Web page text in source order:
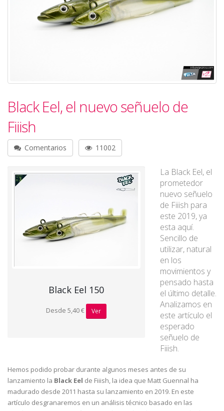
Black Eel, el nuevo señuelo de
Fiiish
Comentarios 11002
Black Eel 150
Desde 5,40 € Ver
La Black Eel, el
prometedor
nuevo señuelo
de Fiiish para
este 2019, ya
esta aquí.
Sencillo de
utilizar, natural
en los
movimientos y
pensado hasta
el último detalle.
Analizamos en
este artículo el
esperado
señuelo de
Fiiish.
Hemos podido probar durante algunos meses antes de su
lanzamiento la Black Eel de Fiiish, la idea que Matt Guennal ha
madurado desde 2011 hasta su lanzamiento en 2019. En este
artículo desgranaremos en un análisis técnico basado en las